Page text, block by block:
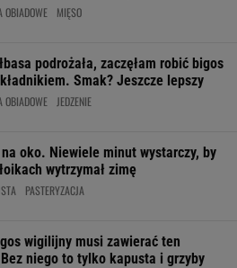
OBIADOWE MIĘSO
podrożała, zaczęłam robić bigos
Smak? Jeszcze lepszy
OBIADOWE JEDZENIE
oko. Niewiele minut wystarczy, by
wytrzymał zimę
PASTERYZACJA
wigilijny musi zawierać ten
niego to tylko kapusta i grzyby